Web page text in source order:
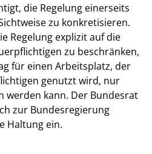
die Regelung einerseits
zu konkretisieren.
Regelung explizit auf die
zu beschränken,
für einen Arbeitsplatz, der
genutzt wird, nur
werden kann. Der Bundesrat
zur Bundesregierung
Haltung ein.